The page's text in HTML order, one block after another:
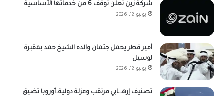
شركة زين تعلن توقف 6 من خدماتها الأساسية
يوليو 12, 2026
أمير قطر يحمل جثمان والده الشيخ حمد بمقبرة
لوسيل
يوليو 12, 2026
تصنيف إرهـ.ـابي مرتقب وعزلة دولية..أوروبا تضيق